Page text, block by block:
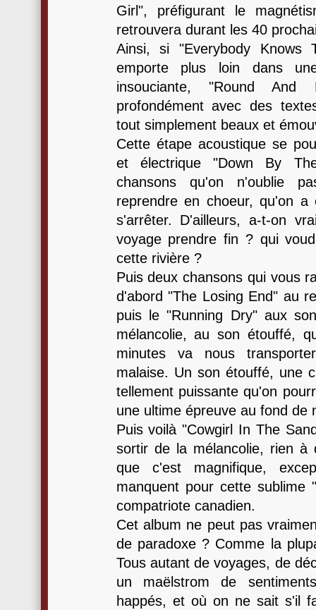
Girl", préfigurant le
retrouvera durant les 40
Ainsi, si "Everybody Knows
emporte plus loin dans
insouciante, "Round And
profondément avec des
tout simplement beaux et
Cette étape acoustique se
et électrique "Down By
chansons qu'on n'oublie
reprendre en choeur, qu'on
s'arrêter. D'ailleurs, a-t-on
voyage prendre fin ? qui
cette rivière ?
Puis deux chansons qui vous
d'abord "The Losing End" au
puis le "Running Dry" aux
mélancolie, au son étouffé,
minutes va nous
malaise. Un son étouffé, une
tellement puissante qu'on
une ultime épreuve au fond de
Puis voilà "Cowgirl In The
sortir de la mélancolie, rien à
que c'est magnifique,
manquent pour cette sublime
compatriote canadien.
Cet album ne peut pas
de paradoxe ? Comme la
Tous autant de voyages, de
un maëlstrom de
happés, et où on ne sait s'il